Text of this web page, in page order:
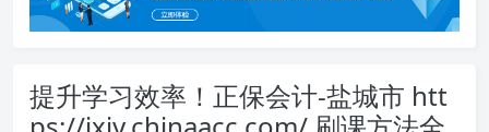
提升学习效率！正保会计-盐城市 htt